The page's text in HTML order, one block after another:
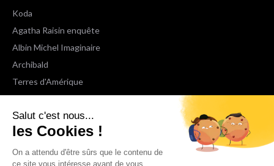
Salut c'est nous...
les Cookies !
On a attendu d'être sûrs que le contenu de
ce site vous intéresse avant de vous
Koda
Agatha Raisin enquête
Albin Michel Imaginaire
Archibald
Terres d'Amérique
Espaces Libres Poche
NOX
Wiz
Voir toutes les collections